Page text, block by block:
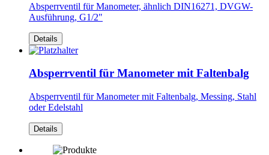
Absperrventil für Manometer, ähnlich DIN16271, DVGW-
Ausführung, G1/2"
Details
Absperrventil für Manometer mit Faltenbalg
Absperrventil für Manometer mit Faltenbalg, Messing, Stahl
oder Edelstahl
Details